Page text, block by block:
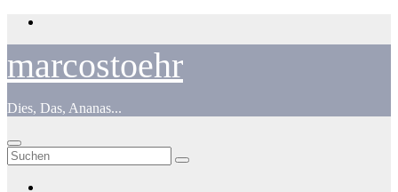
Zum
marcostoehr
Dies, Das, Ananas...